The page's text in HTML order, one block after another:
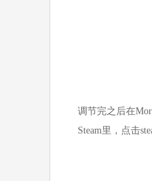
调节完之后在
Steam里，点击